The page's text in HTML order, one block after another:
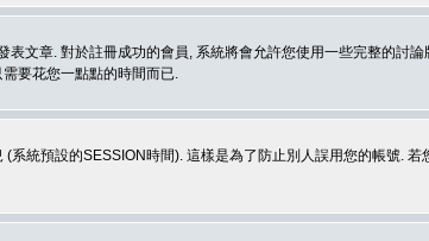
文章. 對於註冊成功的會員, 系統將會允許您使用一些完整的討
要花您一點點的時間而已.
系統預設的SESSION時間). 這樣是為了防止別人誤用您的帳號.